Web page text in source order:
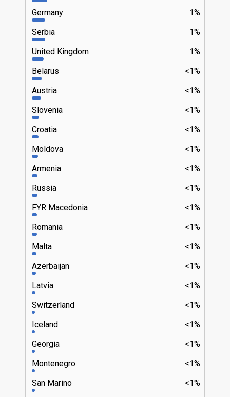
1%
Germany
1%
Serbia
1%
United Kingdom
<1%
Belarus
<1%
Austria
<1%
Slovenia
<1%
Croatia
<1%
Moldova
<1%
Armenia
<1%
Russia
<1%
FYR Macedonia
<1%
Romania
<1%
Malta
<1%
Azerbaijan
<1%
Latvia
<1%
Switzerland
<1%
Iceland
<1%
Georgia
<1%
Montenegro
<1%
San Marino